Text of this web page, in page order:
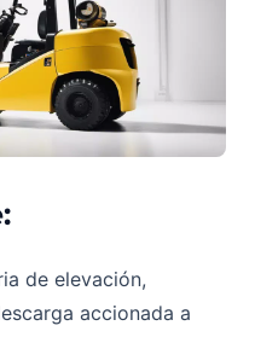
de elevación,
accionada a